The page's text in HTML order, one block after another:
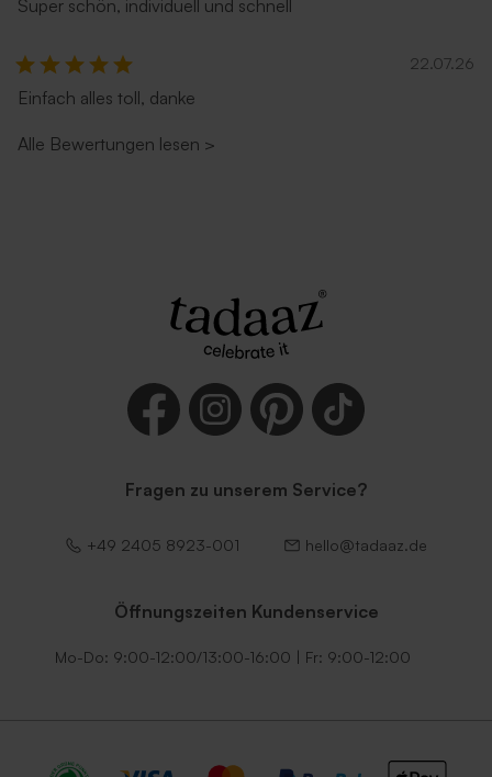
Super schön, individuell und schnell
22.07.26
Einfach alles toll, danke
Alle Bewertungen lesen >
Fragen zu unserem Service?
+49 2405 8923-001 hello@tadaaz.de
Öffnungszeiten Kundenservice
Mo-Do: 9:00-12:00/13:00-16:00 | Fr: 9:00-12:00